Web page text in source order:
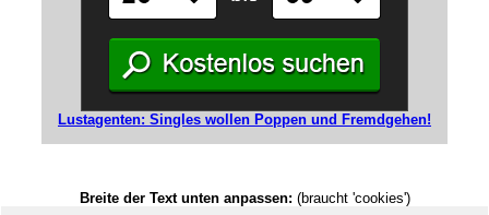
Lustagenten: Singles wollen Poppen und Fremdgehen!
Breite der Text unten anpassen: (braucht 'cookies')